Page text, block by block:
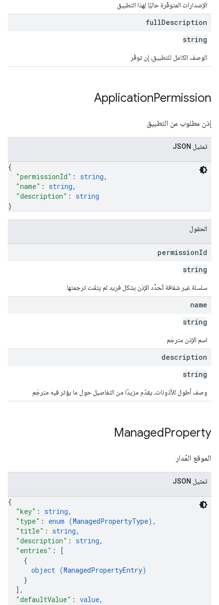
الإصدارات المتوفّرة حاليًا لهذا التطبيق
fullDescription
string
الوصف الكامل للتطبيق، إن توفّر
ApplicationPermission
إذن مطلوب من التطبيق
تمثيل JSON
{
"permissionId" : string,
"name" : string,
"description" : string
}
الحقول
permissionId
string
سلسلة غير شفافة تُحدِّد الإذن بشكل فريد لم يتمّت ترجمتها.
name
string
اسم الإذن مترجَم
description
string
وصف أطول للأذونات، يقدّم مزيدًا من التفاصيل حول ما يؤثر فيه مترجَم
ManagedProperty
الموقع المُدار
تمثيل JSON
{
"key" : string,
"type" : enum (ManagedPropertyType) ,
"title" : string,
"description" : string,
"entries" :
[
{
object (ManagedPropertyEntry)
}
] ,
"defaultValue" : value,